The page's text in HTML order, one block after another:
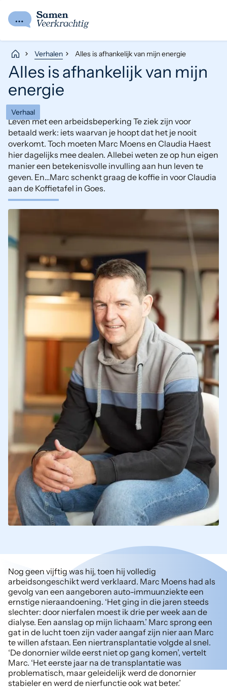
Verhalen Alles is afhankelijk van mijn energie
Alles is afhankelijk van mijn
energie
Verhaal
Leven met een arbeidsbeperking Te ziek zijn voor
betaald werk: iets waarvan je hoopt dat het je nooit
overkomt. Toch moeten Marc Moens en Claudia Haest
hier dagelijks mee dealen. Allebei weten ze op hun eigen
manier een betekenisvolle invulling aan hun leven te
geven. En…Marc schenkt graag de koffie in voor Claudia
aan de Koffietafel in Goes.
Nog geen vijftig was hij, toen hij volledig
arbeidsongeschikt werd verklaard. Marc Moens had als
gevolg van een aangeboren auto-immuunziekte een
ernstige nieraandoening. ‘Het ging in die jaren steeds
slechter: door nierfalen moest ik drie per week aan de
dialyse. Een aanslag op mijn lichaam.’ Marc sprong een
gat in de lucht toen zijn vader aangaf zijn nier aan Marc
te willen afstaan. Een niertransplantatie volgde al snel.
‘De donornier wilde eerst niet op gang komen’, vertelt
Marc. ‘Het eerste jaar na de transplantatie was
problematisch, maar geleidelijk werd de donornier
stabieler en werd de nierfunctie ook wat beter.’